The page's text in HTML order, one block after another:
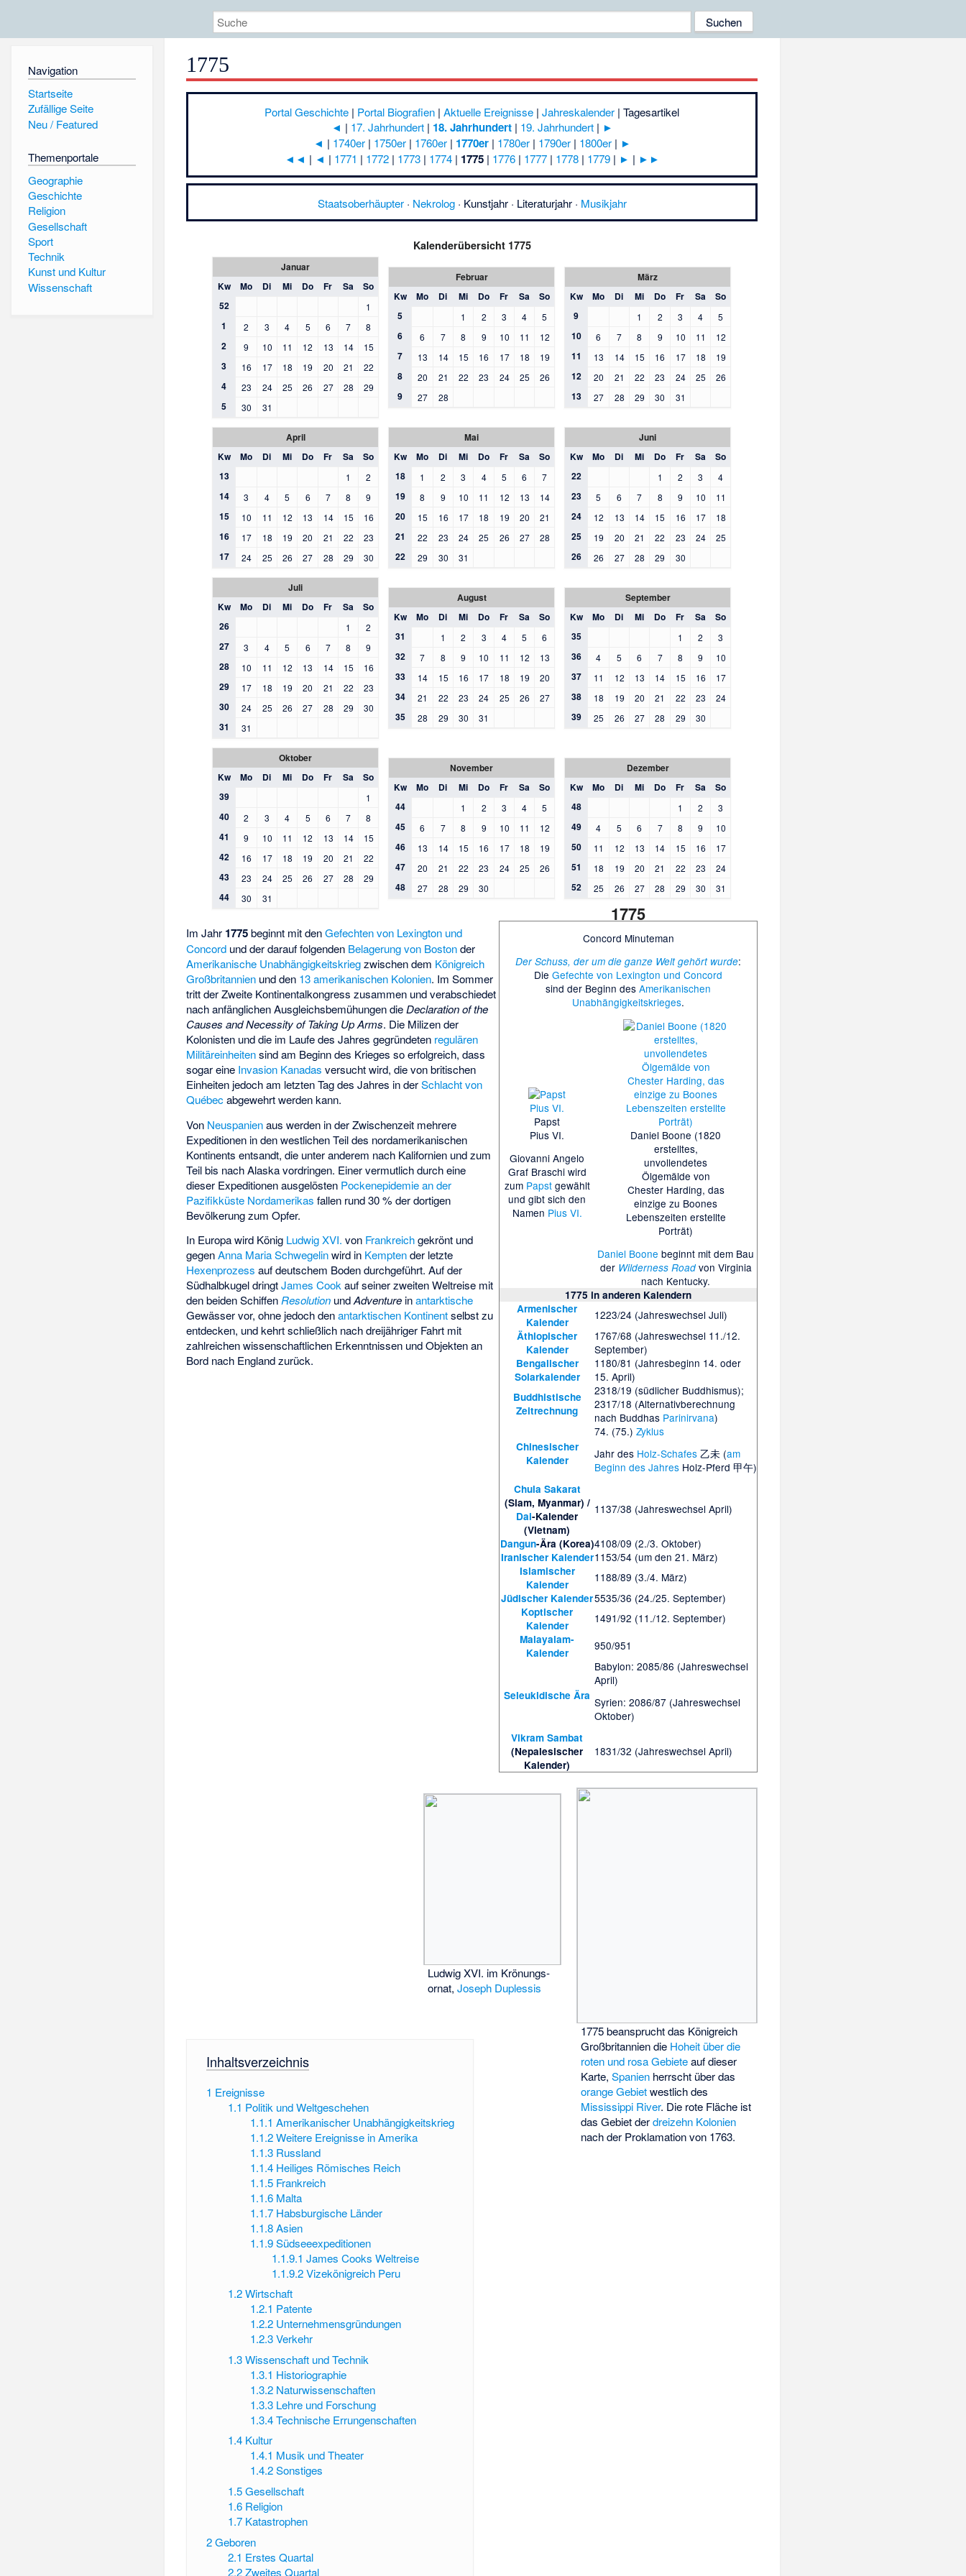
Navigation
Startseite
Zufällige Seite
Neu / Featured
Themenportale
Geographie
Geschichte
Religion
Gesellschaft
Sport
Technik
Kunst und Kultur
Wissenschaft
1775
Portal Geschichte | Portal Biografien |Aktuelle Ereignisse |Jahreskalender |Tagesartikel
◄ | 17. Jahrhundert| 18. Jahrhundert| 19. Jahrhundert| ►
◄ | 1740er| 1750er| 1760er| 1770er| 1780er| 1790er| 1800er| ►
◄◄ | ◄ | 1771 | 1772| 1773| 1774| 1775| 1776| 1777| 1778| 1779| ► | ►►
Staatsoberhäupter· Nekrolog· Kunstjahr· Literaturjahr· Musikjahr
Kalenderübersicht 1775
Januar
Kw
Mo Di Mi Do Fr Sa
So
52
1
1 2 3 4 5 6 7 8
2 9 10 11 12 13 14 15
3 16 17 18 19 20 21 22
4 23 24 25 26 27 28 29
5 30 31
Februar
Kw
Mo Di Mi Do Fr Sa
So
5
1 2 3 4 5
6 6 7 8 9 10 11 12
7 13 14 15 16 17 18 19
8 20 21 22 23 24 25 26
9 27 28
März
Kw
Mo Di Mi Do Fr Sa
So
9
1 2 3 4 5
10 6 7 8 9 10 11 12
11 13 14 15 16 17 18 19
12 20 21 22 23 24 25 26
13 27 28 29 30 31
April
Kw
Mo Di Mi Do Fr Sa
So
13
1 2
14 3 4 5 6 7 8 9
15 10 11 12 13 14 15 16
16 17 18 19 20 21 22 23
17 24 25 26 27 28 29 30
Mai
Kw
Mo Di Mi Do Fr Sa
So
18
1 2 3 4 5 6 7
19 8 9 10 11 12 13 14
20 15 16 17 18 19 20 21
21 22 23 24 25 26 27 28
22 29 30 31
Juni
Kw
Mo Di Mi Do Fr Sa
So
22
1 2 3 4
23 5 6 7 8 9 10 11
24 12 13 14 15 16 17 18
25 19 20 21 22 23 24 25
26 26 27 28 29 30
Juli
Kw
Mo Di Mi Do Fr Sa
So
26
1 2
27 3 4 5 6 7 8 9
28 10 11 12 13 14 15 16
29 17 18 19 20 21 22 23
30 24 25 26 27 28 29 30
31 31
August
Kw
Mo Di Mi Do Fr Sa
So
31
1 2 3 4 5 6
32 7 8 9 10 11 12 13
33 14 15 16 17 18 19 20
34 21 22 23 24 25 26 27
35 28 29 30 31
September
Kw
Mo Di Mi Do Fr Sa
So
35
1 2 3
36 4 5 6 7 8 9 10
37 11 12 13 14 15 16 17
38 18 19 20 21 22 23 24
39 25 26 27 28 29 30
Oktober
Kw
Mo Di Mi Do Fr Sa
So
39
1
40 2 3 4 5 6 7 8
41 9 10 11 12 13 14 15
42 16 17 18 19 20 21 22
43 23 24 25 26 27 28 29
44 30 31
November
Kw
Mo Di Mi Do Fr Sa
So
44
1 2 3 4 5
45 6 7 8 9 10 11 12
46 13 14 15 16 17 18 19
47 20 21 22 23 24 25 26
48 27 28 29 30
Dezember
Kw
Mo Di Mi Do Fr Sa
So
48
1 2 3
49 4 5 6 7 8 9 10
50 11 12 13 14 15 16 17
51 18 19 20 21 22 23 24
52 25 26 27 28 29 30 31
1775
Concord Minuteman
Der Schuss, der um die ganze Welt gehört wurde:
DieGefechte von Lexington und Concord
sind der Beginn desAmerikanischen
Unabhängigkeitskrieges.
Papst
Pius VI.
Giovanni Angelo
Graf Braschi wird
zum Papstgewählt
und gibt sich den
Namen Pius VI.
Daniel Boone (1820
erstelltes,
unvollendetes
Ölgemälde von
Chester Harding, das
einzige zu Boones
Lebenszeiten erstellte
Porträt)
Daniel Boone beginnt mit dem Bau
der Wilderness Roadvon Virginia
nach Kentucky.
1775 in anderen Kalendern
Armenischer
Kalender
1223/24 (Jahreswechsel Juli)
Äthiopischer
Kalender
1767/68 (Jahreswechsel 11./12.
September)
Bengalischer
Solarkalender
1180/81 (Jahresbeginn 14. oder
15. April)
Buddhistische
Zeitrechnung
2318/19 (südlicher Buddhismus);
2317/18 (Alternativberechnung
nach Buddhas Parinirvana)
Chinesischer
Kalender
74. (75.)Zyklus
Jahr des Holz-Schafes 乙未 (am
Beginn des Jahres Holz-Pferd 甲午)
Chula Sakarat
(Siam, Myanmar) /
Dai-Kalender
(Vietnam)
1137/38 (Jahreswechsel April)
Dangun-Ära (Korea)4108/09 (2./3. Oktober)
Iranischer Kalender1153/54 (um den 21. März)
Islamischer
Kalender
1188/89 (3./4. März)
Jüdischer Kalender5535/36 (24./25. September)
Koptischer
Kalender
1491/92 (11./12. September)
Malayalam-
Kalender
950/951
Seleukidische Ära
Babylon: 2085/86 (Jahreswechsel
April)
Syrien: 2086/87 (Jahreswechsel
Oktober)
Vikram Sambat
(Nepalesischer
Kalender)
1831/32 (Jahreswechsel April)
1775 beansprucht das Königreich
Großbritannien die Hoheit über die
roten und rosa Gebieteauf dieser
Karte,Spanien herrscht über das
orange Gebietwestlich des
Mississippi River. Die rote Fläche ist
das Gebiet derdreizehn Kolonien
nach der Proklamation von 1763.
Im Jahr 1775beginnt mit denGefechten von Lexington und
Concord und der darauf folgenden Belagerung von Bostonder
Amerikanische Unabhängigkeitskriegzwischen dem Königreich
Großbritannien und den 13 amerikanischen Kolonien. Im Sommer
tritt der Zweite Kontinentalkongress zusammen und verabschiedet
nach anfänglichen Ausgleichsbemühungen dieDeclaration of the
Causes and Necessity of Taking Up Arms. Die Milizen der
Kolonisten und die im Laufe des Jahres gegründeten regulären
Militäreinheitensind am Beginn des Krieges so erfolgreich, dass
sogar eine Invasion Kanadas versucht wird, die von britischen
Einheiten jedoch am letzten Tag des Jahres in derSchlacht von
Québecabgewehrt werden kann.
Von Neuspanienaus werden in der Zwischenzeit mehrere
Expeditionen in den westlichen Teil des nordamerikanischen
Kontinents entsandt, die unter anderem nach Kalifornien und zum
Teil bis nach Alaska vordringen. Einer vermutlich durch eine
dieser Expeditionen ausgelösten Pockenepidemie an der
Pazifikküste Nordamerikas fallen rund 30 % der dortigen
Bevölkerung zum Opfer.
Ludwig XVI. im Krönungs­
ornat, Joseph Duplessis
In Europa wird König Ludwig XVI. von Frankreichgekrönt und
gegenAnna Maria Schwegelinwird in Kemptender letzte
Hexenprozess auf deutschem Boden durchgeführt. Auf der
Südhalbkugel dringtJames Cookauf seiner zweiten Weltreise mit
den beiden SchiffenResolution undAdventure inantarktische
Gewässer vor, ohne jedoch denantarktischen Kontinentselbst zu
entdecken, und kehrt schließlich nach dreijähriger Fahrt mit
zahlreichen wissenschaftlichen Erkenntnissen und Objekten an
Bord nach England zurück.
Inhaltsverzeichnis
1 Ereignisse
1.1 Politik und Weltgeschehen
1.1.1 Amerikanischer Unabhängigkeitskrieg
1.1.2 Weitere Ereignisse in Amerika
1.1.3 Russland
1.1.4 Heiliges Römisches Reich
1.1.5 Frankreich
1.1.6 Malta
1.1.7 Habsburgische Länder
1.1.8 Asien
1.1.9 Südseeexpeditionen
1.1.9.1 James Cooks Weltreise
1.1.9.2Vizekönigreich Peru
1.2 Wirtschaft
1.2.1 Patente
1.2.2 Unternehmensgründungen
1.2.3 Verkehr
1.3 Wissenschaft und Technik
1.3.1 Historiographie
1.3.2 Naturwissenschaften
1.3.3 Lehre und Forschung
1.3.4 Technische Errungenschaften
1.4 Kultur
1.4.1 Musik und Theater
1.4.2 Sonstiges
1.5 Gesellschaft
1.6 Religion
1.7 Katastrophen
2Geboren
2.1 Erstes Quartal
2.2 Zweites Quartal